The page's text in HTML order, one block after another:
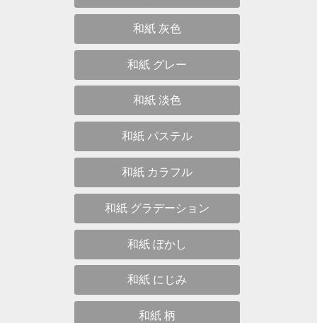
和紙 灰色
和紙 グレー
和紙 淡色
和紙 パステル
和紙 カラフル
和紙 グラデーション
和紙 ぼかし
和紙 にじみ
和紙 柄